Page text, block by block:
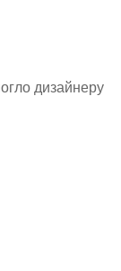
дизайнеру